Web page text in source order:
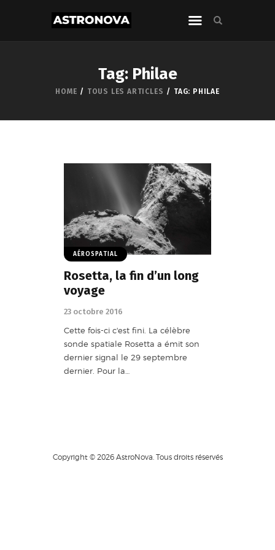
Tag: Philae
HOME TOUS LES ARTICLES TAG: PHILAE
AÉROSPATIAL
Rosetta, la fin d’un long
voyage
23 octobre 2016
Cette fois-ci c'est fini. La célèbre
sonde spatiale Rosetta a émit son
dernier signal le 29 septembre
dernier. Pour la…
Copyright © 2026 AstroNova. Tous droits réservés